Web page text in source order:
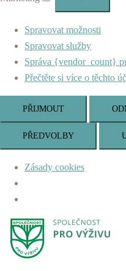
Spravovat možnosti
Spravovat služby
Správa {vendor_count}
Přečtěte si více o těchto
PŘIJMOUT
PŘEDVOLBY
Zásady cookies
Skip
content